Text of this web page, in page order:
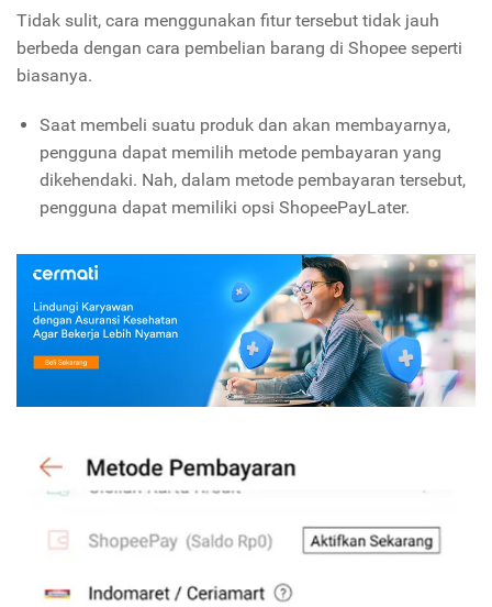
Tidak sulit, cara menggunakan fitur tersebut tidak jauh
berbeda dengan cara pembelian barang di Shopee seperti
biasanya.
Saat membeli suatu produk dan akan membayarnya,
pengguna dapat memilih metode pembayaran yang
dikehendaki. Nah, dalam metode pembayaran tersebut,
pengguna dapat memiliki opsi ShopeePayLater.